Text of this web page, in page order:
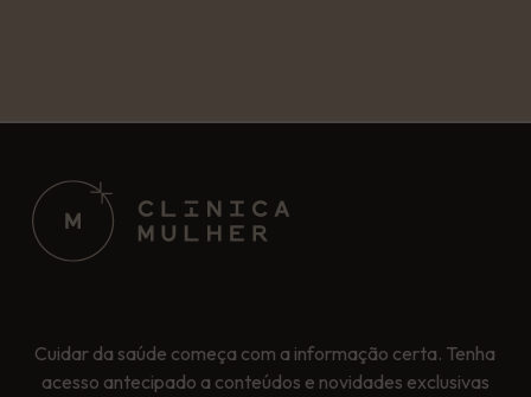
Cuidar da saúde começa com a informação certa. Tenha
acesso antecipado a conteúdos e novidades exclusivas